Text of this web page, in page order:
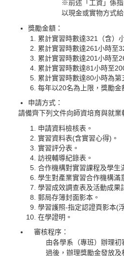
※前述「工資」係
以現金或實物方式
獎勵金額：
累計實習時數達321（含）
累計實習時數達261小時至
累計實習時數達201小時至
累計實習時數達81小時至
累計實習時數達80小時為
每年以20名為上限，獎勵
申請方式：
請備齊下列文件向師資培育與就
申請資料檢核表。
實習資料表(含實習心得)。
實習評分表。
訪視輔導紀錄表。
合作機構對實習課程及學生
學生對產業實習合作機構滿
學習成效調查表及活動成果
郵局存簿封面影本。
學習護照-指定認證頁影本(
在學證明。
審核程序：
由各學系（專班）辦理
過後，辦理獎勵金發放及